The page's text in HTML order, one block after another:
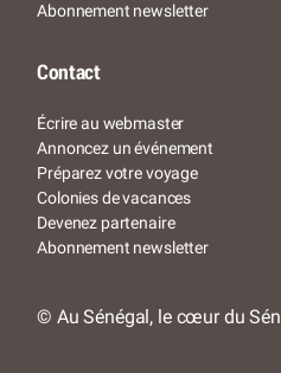
Abonnement newsletter
Contact
Écrire au webmaster
Annoncez un événement
Préparez votre voyage
Colonies de vacances
Devenez partenaire
Abonnement newsletter
© Au Sénégal, le cœur du